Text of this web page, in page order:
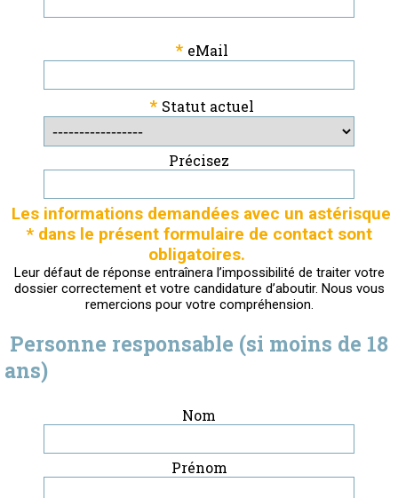
* eMail
* Statut actuel
Précisez
Les informations demandées avec un astérisque
* dans le présent formulaire de contact sont
obligatoires.
Leur défaut de réponse entraînera l’impossibilité de traiter votre
dossier correctement et votre candidature d’aboutir. Nous vous
remercions pour votre compréhension.
Personne responsable (si moins de 18
ans)
Nom
Prénom